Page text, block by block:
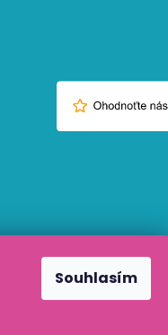
Souhlasím